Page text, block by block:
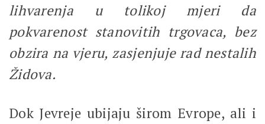
lihvarenja u tolikoj mjeri da
pokvarenost stanovitih trgovaca, bez
obzira na vjeru, zasjenjuje rad nestalih
Židova.
Dok Jevreje ubijaju širom Evrope, ali i